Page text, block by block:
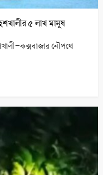
৫ লাখ মানুষ
নৌপথে